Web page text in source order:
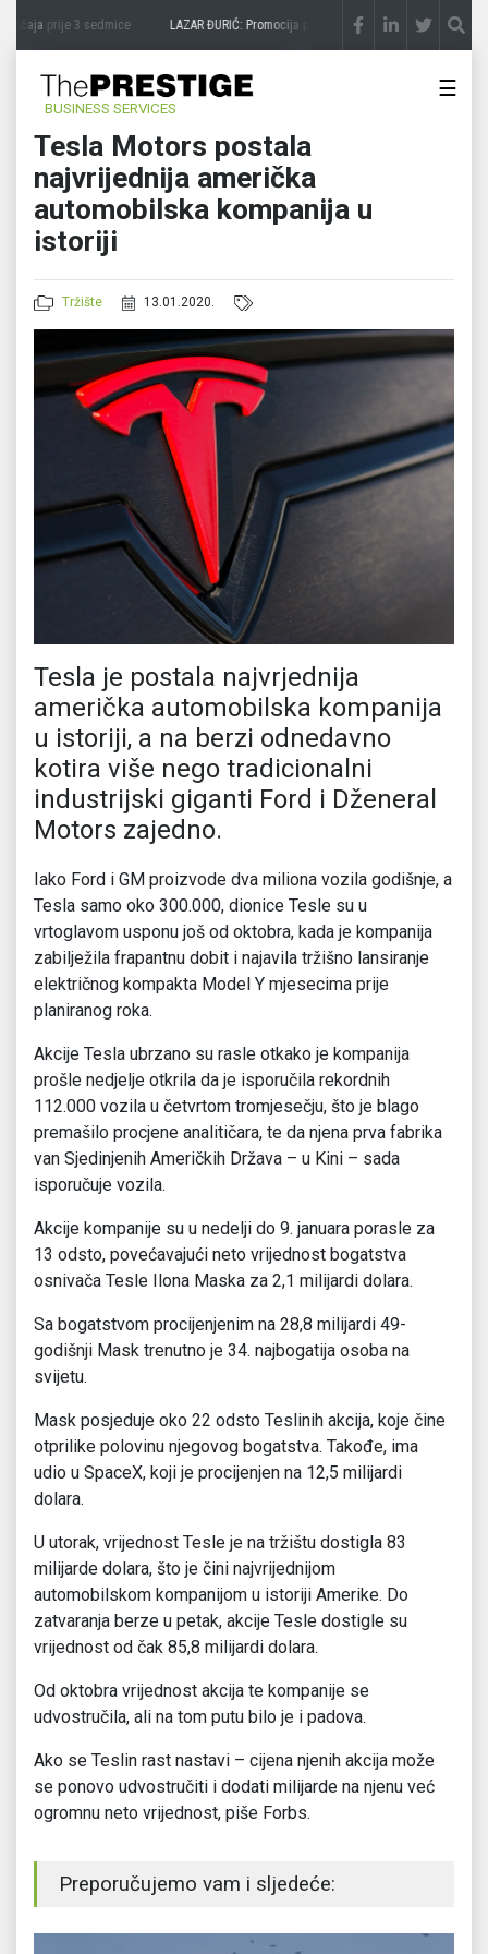
prije 3 sedmice LAZAR ĐURIĆ: Promocija potencijal pretvara u destinaciju
BUSINESS SERVICES
☰
Tesla Motors postala
najvrijednija američka
automobilska kompanija u
istoriji
Tržište 13.01.2020.
Tesla je postala najvrjednija
američka automobilska kompanija
u istoriji, a na berzi odnedavno
kotira više nego tradicionalni
industrijski giganti Ford i Dženeral
Motors zajedno.
Iako Ford i GM proizvode dva miliona vozila godišnje, a
Tesla samo oko 300.000, dionice Tesle su u
vrtoglavom usponu još od oktobra, kada je kompanija
zabilježila frapantnu dobit i najavila tržišno lansiranje
električnog kompakta Model Y mjesecima prije
planiranog roka.
Akcije Tesla ubrzano su rasle otkako je kompanija
prošle nedjelje otkrila da je isporučila rekordnih
112.000 vozila u četvrtom tromjesečju, što je blago
premašilo procjene analitičara, te da njena prva fabrika
van Sjedinjenih Američkih Država – u Kini – sada
isporučuje vozila.
Akcije kompanije su u nedelji do 9. januara porasle za
13 odsto, povećavajući neto vrijednost bogatstva
osnivača Tesle Ilona Maska za 2,1 milijardi dolara.
Sa bogatstvom procijenjenim na 28,8 milijardi 49-
godišnji Mask trenutno je 34. najbogatija osoba na
svijetu.
Mask posjeduje oko 22 odsto Teslinih akcija, koje čine
otprilike polovinu njegovog bogatstva. Takođe, ima
udio u SpaceX, koji je procijenjen na 12,5 milijardi
dolara.
U utorak, vrijednost Tesle je na tržištu dostigla 83
milijarde dolara, što je čini najvrijednijom
automobilskom kompanijom u istoriji Amerike. Do
zatvaranja berze u petak, akcije Tesle dostigle su
vrijednost od čak 85,8 milijardi dolara.
Od oktobra vrijednost akcija te kompanije se
udvostručila, ali na tom putu bilo je i padova.
Ako se Teslin rast nastavi – cijena njenih akcija može
se ponovo udvostručiti i dodati milijarde na njenu već
ogromnu neto vrijednost, piše Forbs.
Preporučujemo vam i sljedeće: